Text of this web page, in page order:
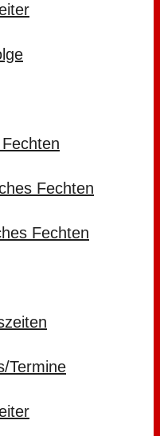
Fechten
Fechten
Termine